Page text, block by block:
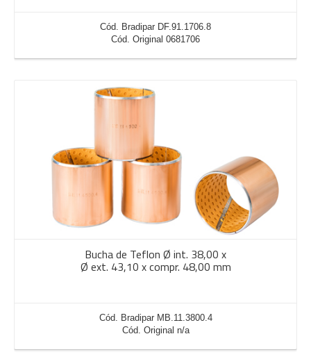
Cód. Bradipar DF.91.1706.8
Cód. Original 0681706
Bucha de Teflon Ø int. 38,00 x
Ø ext. 43,10 x compr. 48,00 mm
Cód. Bradipar MB.11.3800.4
Cód. Original n/a